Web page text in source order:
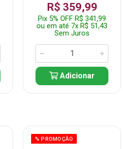
R$ 359,99
Pix 5% OFF R$ 341,99
ou em até 7x R$ 51,43
Sem Juros
Adicionar
% PROMOÇÃO